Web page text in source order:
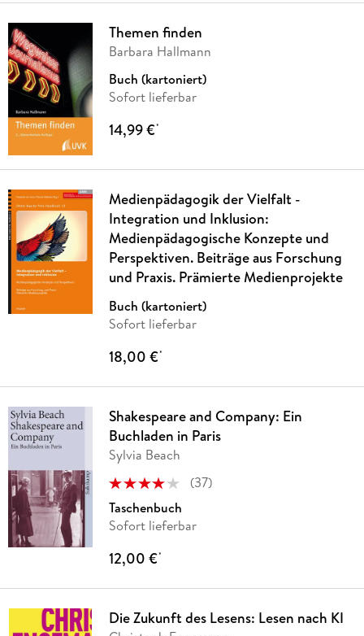
Themen finden
Barbara Hallmann
Buch (kartoniert)
Sofort lieferbar
14,99 €*
Medienpädagogik der Vielfalt -
Integration und Inklusion:
Medienpädagogische Konzepte und
Perspektiven. Beiträge aus Forschung
und Praxis. Prämierte Medienprojekte
Buch (kartoniert)
Sofort lieferbar
18,00 €*
Shakespeare and Company: Ein
Buchladen in Paris
Sylvia Beach
(37)
Taschenbuch
Sofort lieferbar
12,00 €*
Die Zukunft des Lesens: Lesen nach KI